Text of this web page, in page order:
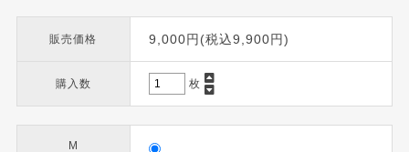
販売価格 9,000円(税込9,900円)
購入数 枚
M